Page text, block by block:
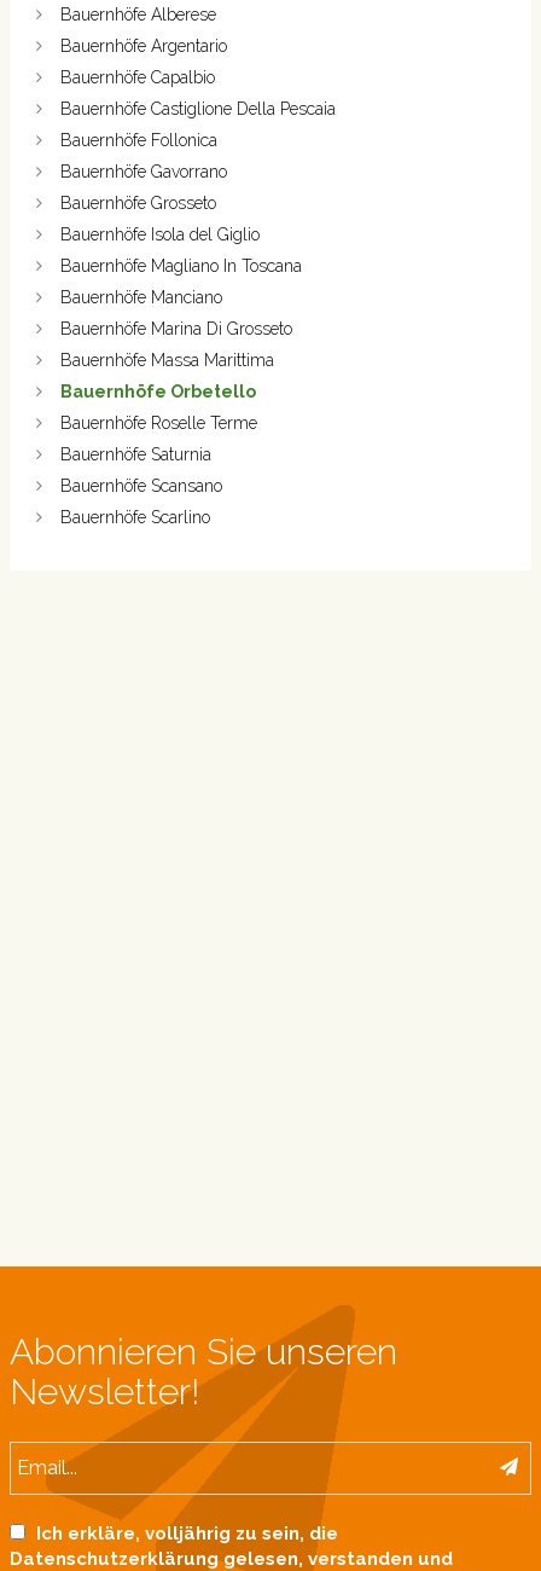
Bauernhöfe Alberese
Bauernhöfe Argentario
Bauernhöfe Capalbio
Bauernhöfe Castiglione Della Pescaia
Bauernhöfe Follonica
Bauernhöfe Gavorrano
Bauernhöfe Grosseto
Bauernhöfe Isola del Giglio
Bauernhöfe Magliano In Toscana
Bauernhöfe Manciano
Bauernhöfe Marina Di Grosseto
Bauernhöfe Massa Marittima
Bauernhöfe Orbetello
Bauernhöfe Roselle Terme
Bauernhöfe Saturnia
Bauernhöfe Scansano
Bauernhöfe Scarlino
Abonnieren Sie unseren
Newsletter!
Ich erkläre, volljährig zu sein, die
Datenschutzerklärung gelesen, verstanden und